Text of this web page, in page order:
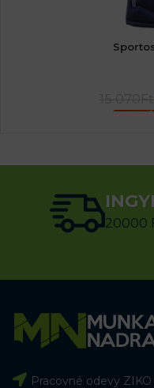
20000
Pracovné odevy ZIKO